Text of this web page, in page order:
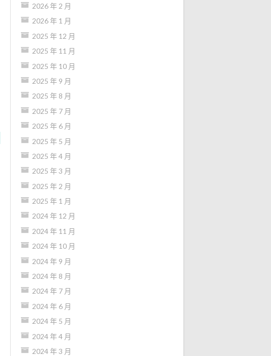
2026 年 2 月
2026 年 1 月
2025 年 12 月
2025 年 11 月
2025 年 10 月
2025 年 9 月
2025 年 8 月
2025 年 7 月
2025 年 6 月
2025 年 5 月
2025 年 4 月
2025 年 3 月
2025 年 2 月
2025 年 1 月
2024 年 12 月
2024 年 11 月
2024 年 10 月
2024 年 9 月
2024 年 8 月
2024 年 7 月
2024 年 6 月
2024 年 5 月
2024 年 4 月
2024 年 3 月